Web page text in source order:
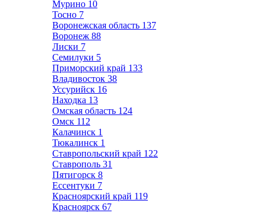
Мурино 10
Тосно 7
Воронежская область 137
Воронеж 88
Лиски 7
Семилуки 5
Приморский край 133
Владивосток 38
Уссурийск 16
Находка 13
Омская область 124
Омск 112
Калачинск 1
Тюкалинск 1
Ставропольский край 122
Ставрополь 31
Пятигорск 8
Ессентуки 7
Красноярский край 119
Красноярск 67